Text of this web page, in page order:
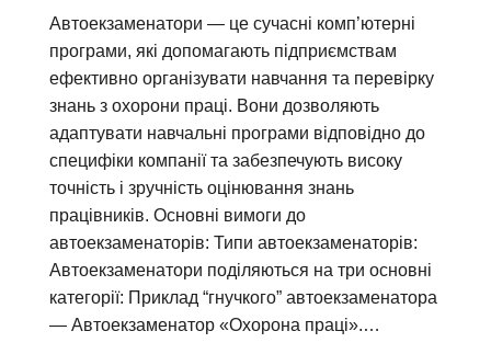
Автоекзаменатори — це сучасні комп’ютерні
програми, які допомагають підприємствам
ефективно організувати навчання та перевірку
знань з охорони праці. Вони дозволяють
адаптувати навчальні програми відповідно до
специфіки компанії та забезпечують високу
точність і зручність оцінювання знань
працівників. Основні вимоги до
автоекзаменаторів: Типи автоекзаменаторів:
Автоекзаменатори поділяються на три основні
категорії: Приклад “гнучкого” автоекзаменатора
— Автоекзаменатор «Охорона праці».…